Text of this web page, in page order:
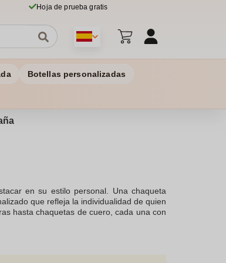
Hoja de prueba gratis
Botellas personalizadas
en su estilo personal. Una chaqueta
que refleja la individualidad de quien
hasta chaquetas de cuero, cada una con
que cada pieza sea única, ofreciendo la
son esenciales. Además, disponemos de